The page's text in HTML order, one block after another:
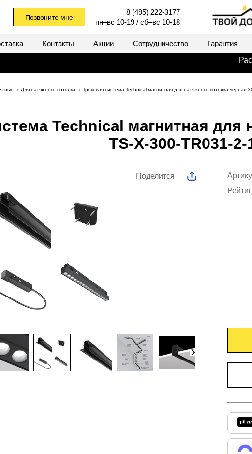
Позвоните мне
8 (495) 222-3177
пн–вс 10-19 / сб–вс 10-18
Контакты Акции Сотрудничество Гарантия
Для натяжного потолка Трековая система Technical магнитная для натяжного потолка чёрная
Technical магнитная для
TS-X-300-TR031-
Поделится